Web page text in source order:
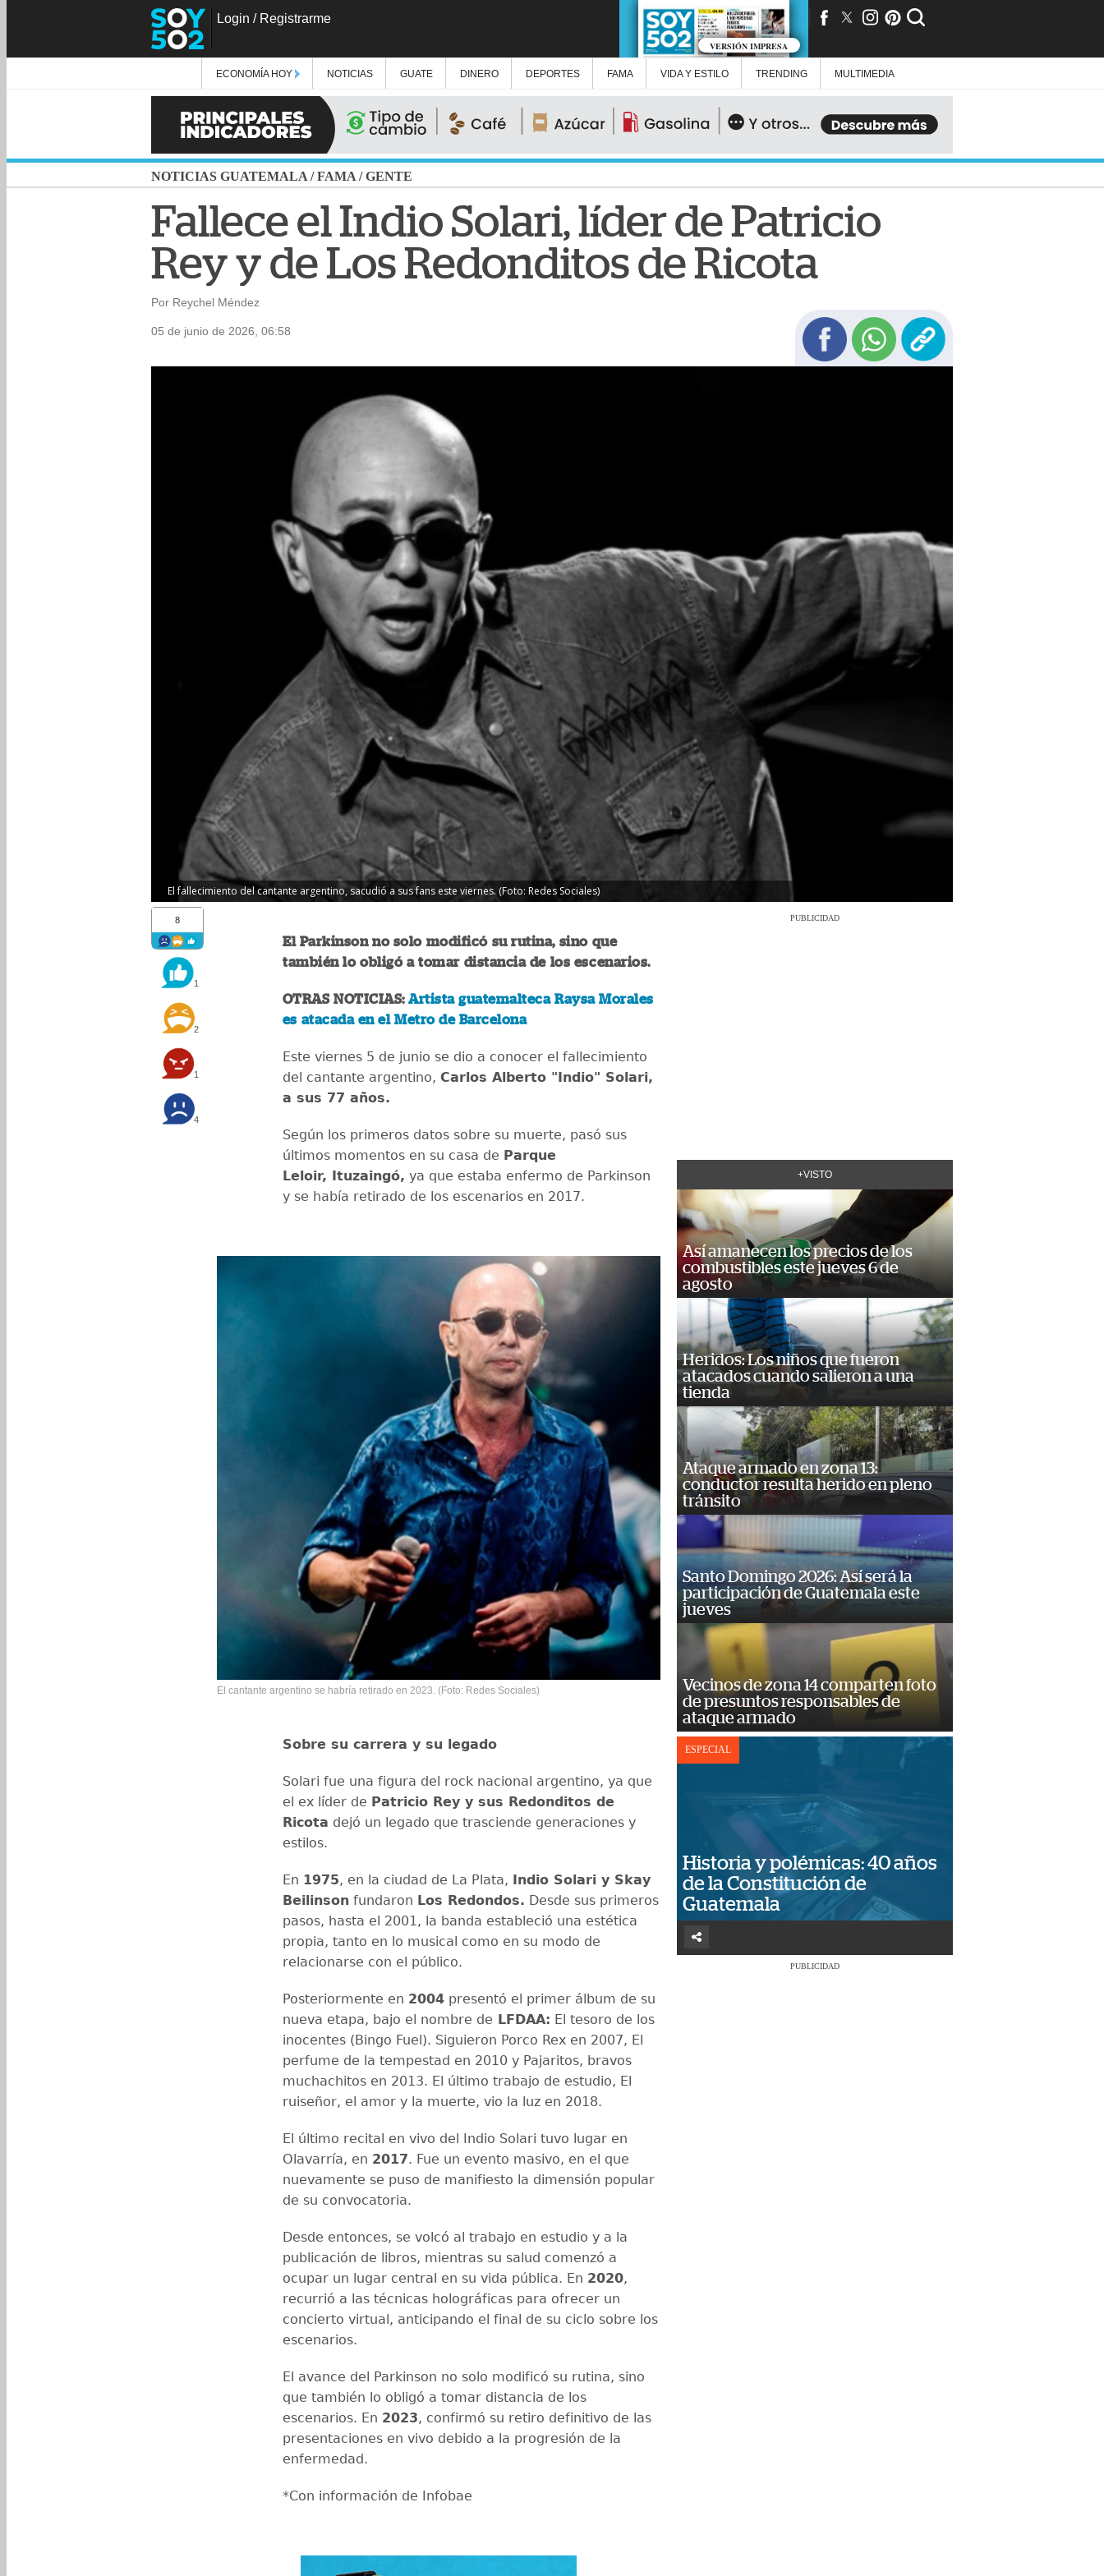
Login / Registrarme
VERSIÓN IMPRESA
ECONOMÍA HOY NOTICIAS GUATE DINERO DEPORTES FAMA VIDA Y ESTILO TRENDING MULTIMEDIA
NOTICIAS GUATEMALA /FAMA /GENTE
Fallece el Indio Solari, líder de Patricio
Rey y de Los Redonditos de Ricota
Por Reychel Méndez
05 de junio de 2026, 06:58
El fallecimiento del cantante argentino, sacudió a sus fans este viernes. (Foto: Redes Sociales)
8
1
2
1
4
El Parkinson no solo modificó su rutina, sino que
también lo obligó a tomar distancia de los escenarios.
OTRAS NOTICIAS:Artista guatemalteca Raysa Morales
es atacada en el Metro de Barcelona
Este viernes 5 de junio se dio a conocer el fallecimiento
del cantante argentino, Carlos Alberto "Indio" Solari,
a sus 77 años.
Según los primeros datos sobre su muerte, pasó sus
últimos momentos en su casa de Parque
Leloir, Ituzaingó, ya que estaba enfermo de Parkinson
y se había retirado de los escenarios en 2017.
El cantante argentino se habría retirado en 2023. (Foto: Redes Sociales)
Sobre su carrera y su legado
Solari fue una figura del rock nacional argentino, ya que
el ex líder de Patricio Rey y sus Redonditos de
Ricota dejó un legado que trasciende generaciones y
estilos.
En 1975, en la ciudad de La Plata,
Indio Solari y Skay
Beilinson fundaron Los Redondos. Desde sus primeros
pasos, hasta el 2001, la banda estableció una estética
propia, tanto en lo musical como en su modo de
relacionarse con el público.
Posteriormente en 2004 presentó el primer álbum de su
nueva etapa, bajo el nombre de LFDAA: El tesoro de los
inocentes (Bingo Fuel). Siguieron Porco Rex en 2007, El
perfume de la tempestad en 2010 y Pajaritos, bravos
muchachitos en 2013. El último trabajo de estudio, El
ruiseñor, el amor y la muerte, vio la luz en 2018.
El último recital en vivo del Indio Solari tuvo lugar en
Olavarría, en 2017. Fue un evento masivo, en el que
nuevamente se puso de manifiesto la dimensión popular
de su convocatoria.
Desde entonces, se volcó al trabajo en estudio y a la
publicación de libros, mientras su salud comenzó a
ocupar un lugar central en su vida pública. En 2020,
recurrió a las técnicas holográficas para ofrecer un
concierto virtual, anticipando el final de su ciclo sobre los
escenarios.
El avance del Parkinson no solo modificó su rutina, sino
que también lo obligó a tomar distancia de los
escenarios. En 2023, confirmó su retiro definitivo de las
presentaciones en vivo debido a la progresión de la
enfermedad.
*Con información de Infobae
PUBLICIDAD
+VISTO
Así amanecen los precios de los
combustibles este jueves 6 de
agosto
Heridos: Los niños que fueron
atacados cuando salieron a una
tienda
Ataque armado en zona 13:
conductor resulta herido en pleno
tránsito
Santo Domingo 2026: Así será la
participación de Guatemala este
jueves
Vecinos de zona 14 comparten foto
de presuntos responsables de
ataque armado
ESPECIAL
Historia y polémicas: 40 años
de la Constitución de
Guatemala
PUBLICIDAD